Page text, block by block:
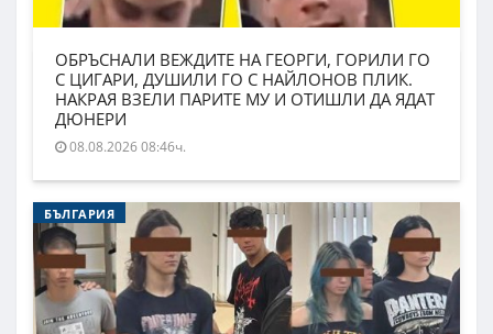
ОБРЪСНАЛИ ВЕЖДИТЕ НА ГЕОРГИ, ГОРИЛИ ГО
С ЦИГАРИ, ДУШИЛИ ГО С НАЙЛОНОВ ПЛИК.
НАКРАЯ ВЗЕЛИ ПАРИТЕ МУ И ОТИШЛИ ДА ЯДАТ
ДЮНЕРИ
08.08.2026 08:46ч.
БЪЛГАРИЯ